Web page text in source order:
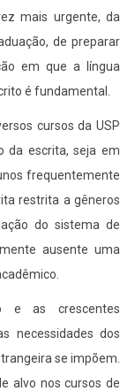
mais urgente, da
de preparar
em que a língua
é fundamental.
cursos da USP
da escrita, seja em
frequentemente
restrita a gêneros
do sistema de
ausente uma
e as crescentes
necessidades dos
se impõem.
alvo nos cursos de